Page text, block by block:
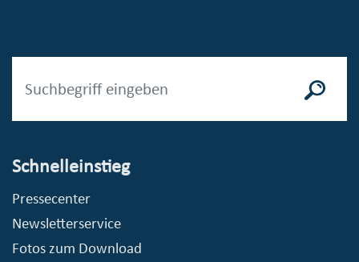
Schnelleinstieg
Pressecenter
Newsletterservice
Fotos zum Download